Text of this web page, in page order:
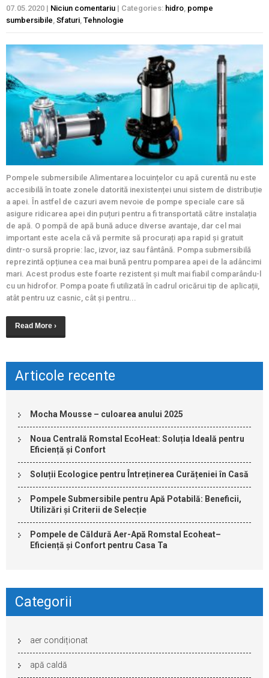
07.05.2020 | Niciun comentariu | Categories: hidro, pompe
sumbersibile, Sfaturi, Tehnologie
Pompele submersibile Alimentarea locuințelor cu apă curentă nu este
accesibilă în toate zonele datorită inexistenței unui sistem de distribuție
a apei. În astfel de cazuri avem nevoie de pompe speciale care să
asigure ridicarea apei din puțuri pentru a fi transportată către instalația
de apă. O pompă de apă bună aduce diverse avantaje, dar cel mai
important este acela că vă permite să procurați apa rapid și gratuit
dintr-o sursă proprie: lac, izvor, iaz sau fântână. Pompa submersibilă
reprezintă opțiunea cea mai bună pentru pomparea apei de la adâncimi
mari. Acest produs este foarte rezistent și mult mai fiabil comparându-l
cu un hidrofor. Pompa poate fi utilizată în cadrul oricărui tip de aplicații,
atât pentru uz casnic, cât și pentru...
Read More ›
Articole recente
Mocha Mousse – culoarea anului 2025
Noua Centrală Romstal EcoHeat: Soluția Ideală pentru
Eficiență și Confort
Soluții Ecologice pentru Întreținerea Curățeniei în Casă
Pompele Submersibile pentru Apă Potabilă: Beneficii,
Utilizări și Criterii de Selecție
Pompele de Căldură Aer-Apă Romstal Ecoheat–
Eficiență și Confort pentru Casa Ta
Categorii
aer condiționat
apă caldă